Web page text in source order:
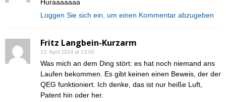
Huraaaaaaa
Loggen Sie sich ein, um einen Kommentar abzugeben
Fritz Langbein-Kurzarm
13. April 2014 at 13:00
Was mich an dem Ding stört: es hat noch niemand ans
Laufen bekommen. Es gibt keinen einen Beweis, der der
QEG funktioniert. Ich denke, das ist nur heiße Luft,
Patent hin oder her.